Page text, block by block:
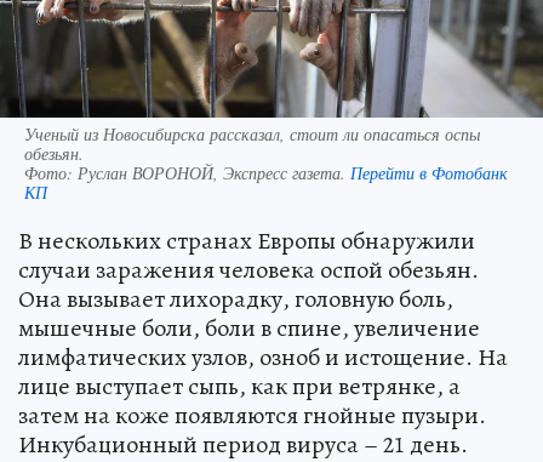
Ученый из Новосибирска рассказал, стоит ли опасаться оспы
обезьян.
Фото: Руслан ВОРОНОЙ, Экспресс газета. Перейти в Фотобанк
КП
В нескольких странах Европы обнаружили
случаи заражения человека оспой обезьян.
Она вызывает лихорадку, головную боль,
мышечные боли, боли в спине, увеличение
лимфатических узлов, озноб и истощение. На
лице выступает сыпь, как при ветрянке, а
затем на коже появляются гнойные пузыри.
Инкубационный период вируса – 21 день.